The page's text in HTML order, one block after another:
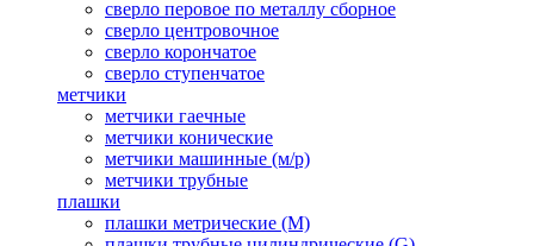
сверло перовое по металлу сборное
сверло центровочное
сверло корончатое
сверло ступенчатое
метчики
метчики гаечные
метчики конические
метчики машинные (м/р)
метчики трубные
плашки
плашки метрические (М)